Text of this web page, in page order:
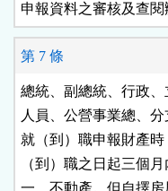
申報資料之審核及查
第 7 條
總統、副總統、行政
人員、公營事業總、
就（到）職申報財產
（到）職之日起三個